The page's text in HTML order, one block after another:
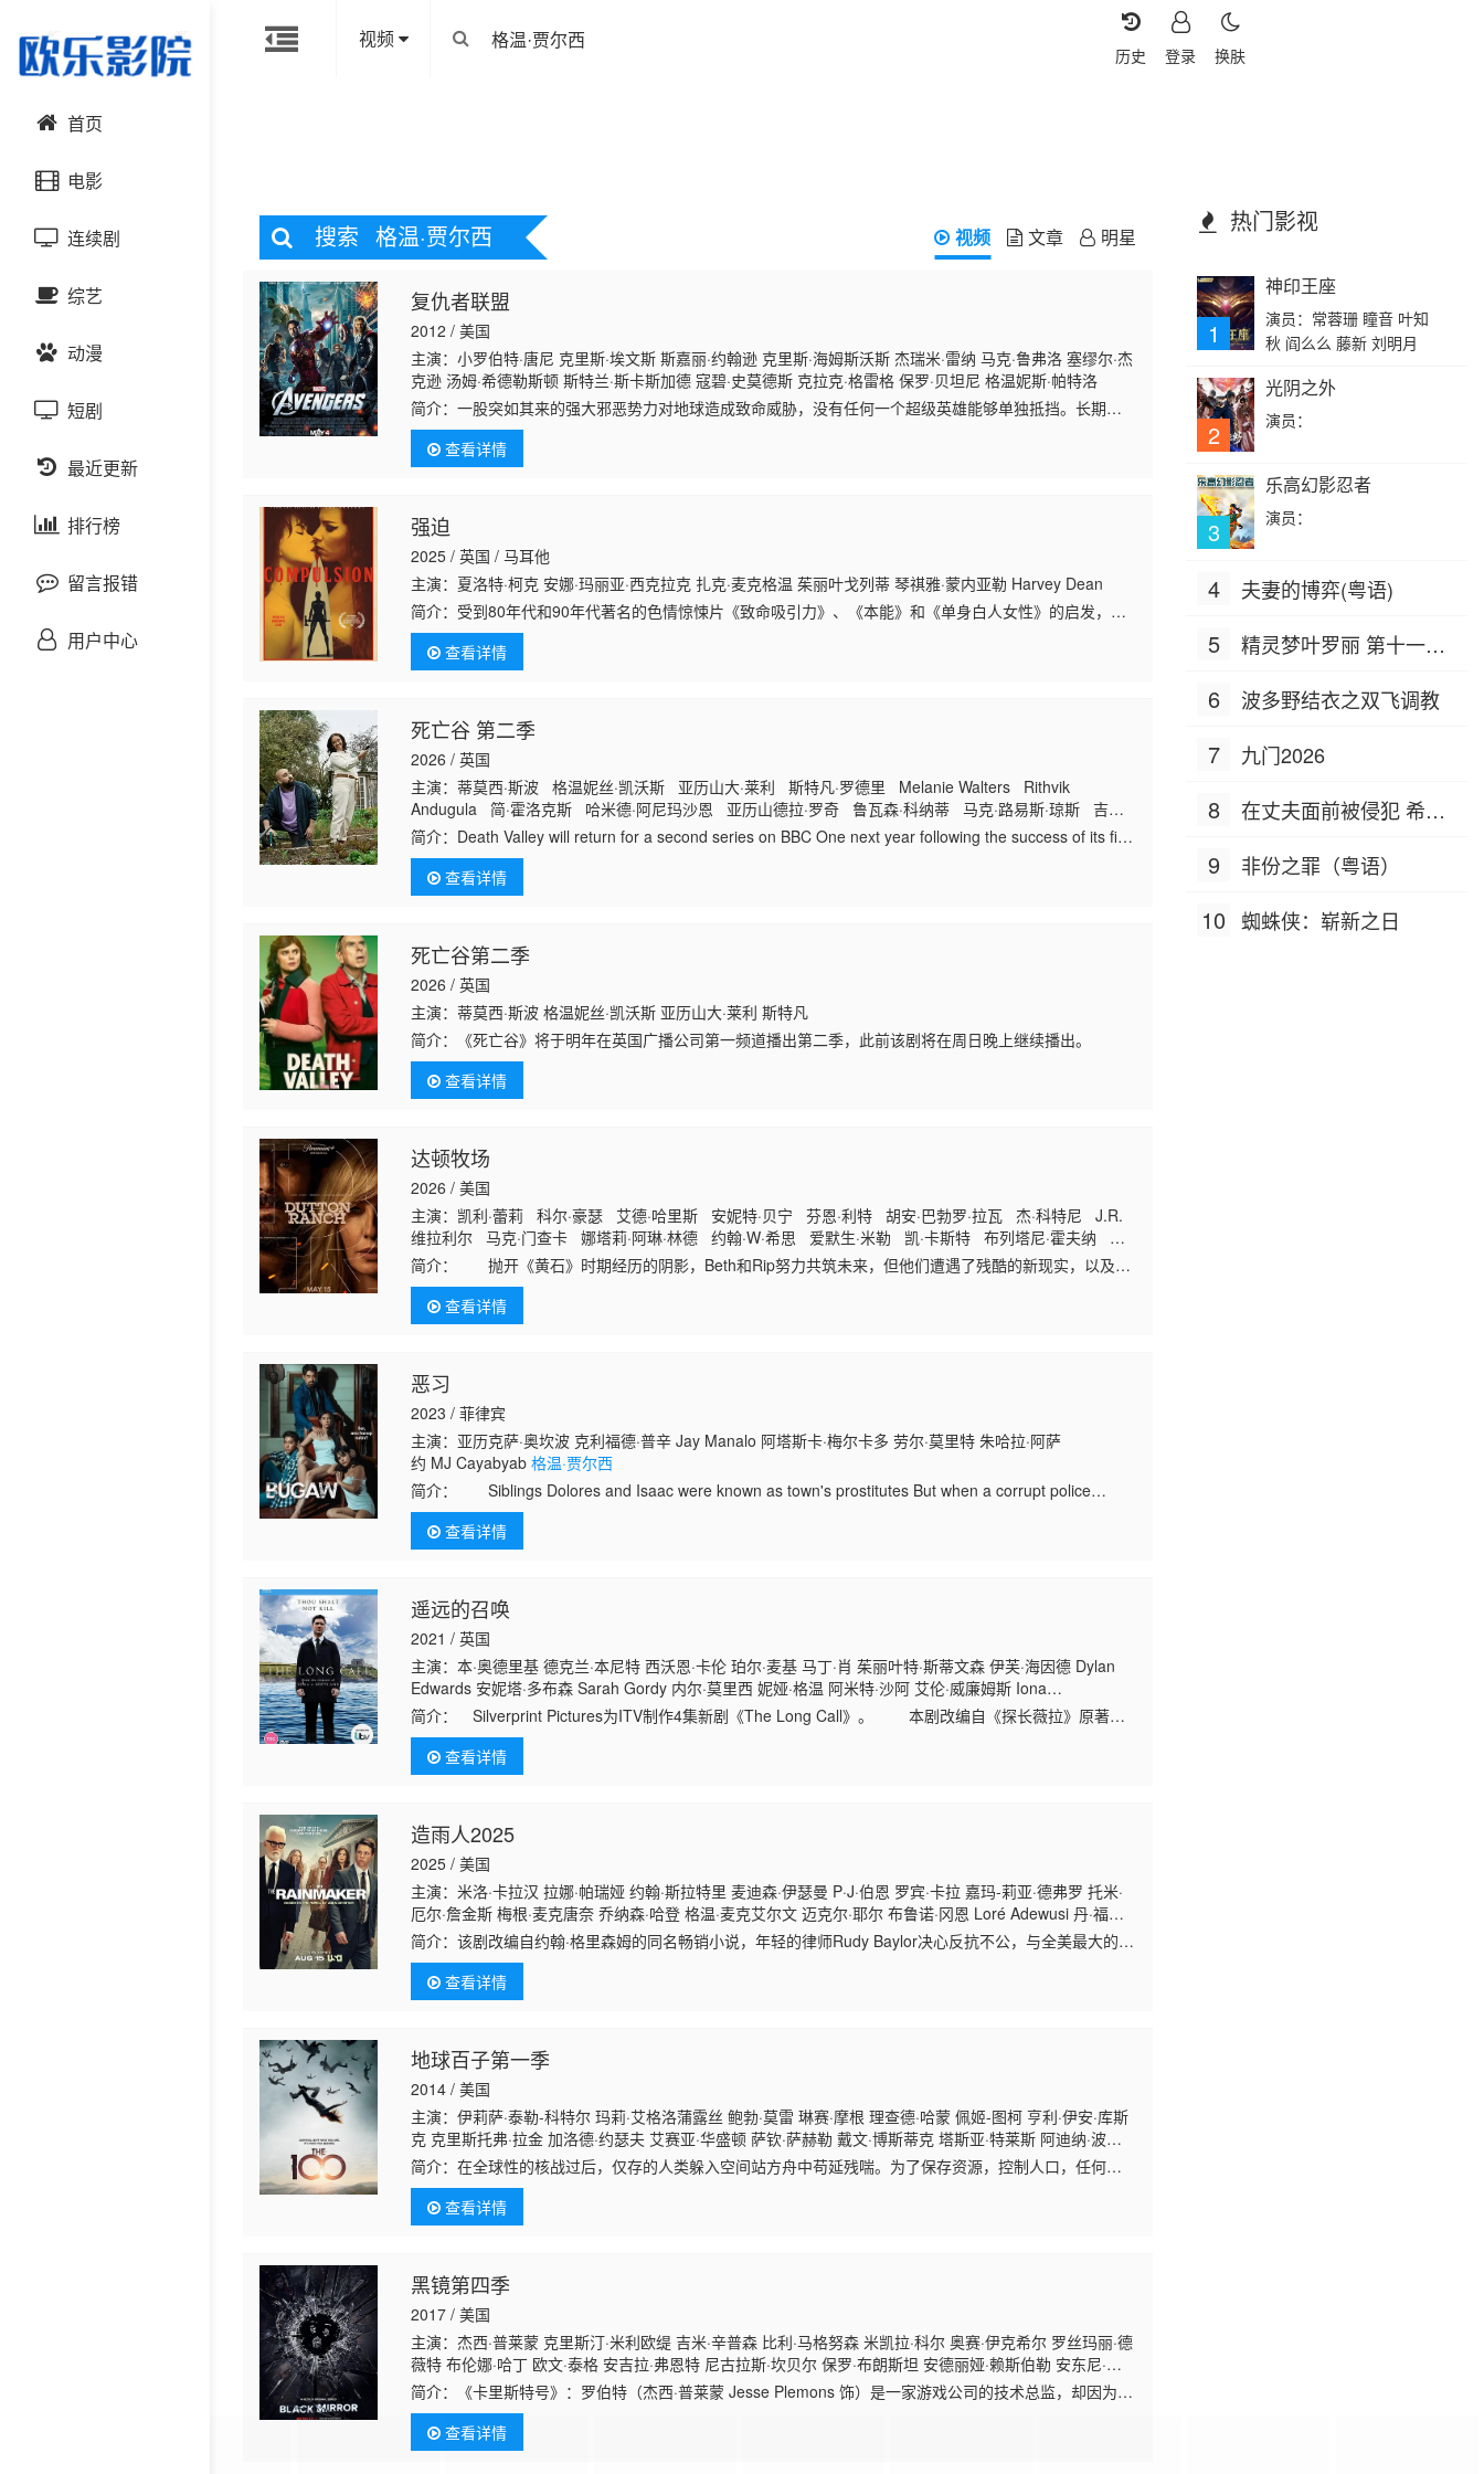
视频
换肤
登录
历史
首页
电影
动作片
喜剧片
爱情片
科幻片
恐怖片
剧情片
战争片
悬疑片
连续剧
国产剧
港台剧
日韩剧
欧美剧
泰国剧
综艺
大陆综艺
日韩综艺
港台综艺
欧美综艺
动漫
国产动漫
日韩动漫
欧美动漫
短剧
最近更新
排行榜
留言报错
用户中心
搜索 格温·贾尔西 视频 文章 明星
复仇者联盟
2012 / 美国
主演：小罗伯特·唐尼 克里斯·埃文斯 斯嘉丽·约翰逊 克里斯·海姆斯沃斯 杰瑞米·雷纳 马克·鲁弗洛 塞缪尔·杰
克逊 汤姆·希德勒斯顿 斯特兰·斯卡斯加德 寇碧·史莫德斯 克拉克·格雷格 保罗·贝坦尼 格温妮斯·帕特洛
简介：一股突如其来的强大邪恶势力对地球造成致命威胁，没有任何一个超级英雄能够单独抵挡。长期致
力于保护全球安危的神盾局（SHIELD）感到措手不及，其指挥官“独眼侠”尼克·弗瑞（塞缪尔·杰克逊
Samue查看详情
强迫
2025 / 英国 / 马耳他
主演：夏洛特·柯克 安娜·玛丽亚·西克拉克 扎克·麦克格温 茱丽叶戈列蒂 琴祺雅·蒙内亚勒 Harvey Dean
简介： 受到80年代和90年代著名的色情惊悚片《致命吸引力》、《本能》和《单身白人女性》的启发，
《强迫》以两个女人之间动态扭曲的关系为中心，因为她们都卷入了马耳他岛上的一系列可怕谋杀案。柯
克饰演的戴安娜被描述
查看详情
死亡谷 第二季
2026 / 英国
主演：蒂莫西·斯波 格温妮丝·凯沃斯 亚历山大·莱利 斯特凡·罗德里 Melanie Walters Rithvik
Andugula 简·霍洛克斯 哈米德·阿尼玛沙恩 亚历山德拉·罗奇 鲁瓦森·科纳蒂 马克·路易斯·琼斯 吉姆·
霍威克 欧文·蒂尔 阿西姆·乔杜里 林恩·亨特 Rhiannon Clements Mike Bubbins 利兹·凯尔
简介： Death Valley will return for a second series on BBC One next year following the success of its first
outing, which continues on Sunday nights.
查看详情
死亡谷第二季
2026 / 英国
主演：蒂莫西·斯波 格温妮丝·凯沃斯 亚历山大·莱利 斯特凡
简介：
《死亡谷》将于明年在英国广播公司第一频道播出第二季，此前该剧将在周日晚上继续播出。
查看详情
达顿牧场
2026 / 美国
主演：凯利·蕾莉 科尔·豪瑟 艾德·哈里斯 安妮特·贝宁 芬恩·利特 胡安·巴勃罗·拉瓦 杰·科特尼 J.R.
维拉利尔 马克·门查卡 娜塔莉·阿琳·林德 约翰·W·希思 爱默生·米勒 凯·卡斯特 布列塔尼·霍夫纳 伊
曼·克罗松 拉乌夫·马尔祖基 娜塔莉娅·格温 凯蒂·里普利 凯尔·普罗米斯科
简介：
抛开《黄石》时期经历的阴影，Beth和Rip努力共筑未来，但他们遭遇了残酷的新现实，以及一
家不择手段、只为保住自己帝国的无情敌对牧场。在南得克萨斯州，血脉之深远胜于一切，宽恕转瞬即
逝，而生存的代价
查看详情
恶习
2023 / 菲律宾
主演：亚历克萨·奥坎波 克利福德·普辛 Jay Manalo 阿塔斯卡·梅尔卡多 劳尔·莫里特 朱哈拉·阿萨
约 MJ Cayabyab格温·贾尔西
简介：
Siblings Dolores and Isaac were known as town's prostitutes But when a corrupt police
officer hold
查看详情
遥远的召唤
2021 / 英国
主演：本·奥德里基 德克兰·本尼特 西沃恩·卡伦 珀尔·麦基 马丁·肖 茱丽叶特·斯蒂文森 伊芙·海因德 Dylan
Edwards 安妮塔·多布森 Sarah Gordy 内尔·莫里西 妮娅·格温 阿米特·沙阿 艾伦·威廉姆斯 Iona
Anderson 约翰-保罗·麦克劳德 查理·安森 Jenny Platt 露丝·霍洛克斯
简介：
Silverprint Pictures为ITV制作4集新剧《The Long Call》。 本剧改编自《探长薇拉》原著作
者Ann Cleeves的同名小说，该小说是自她二十年来首个新系列"Tw
查看详情
造雨人2025
2025 / 美国
主演：米洛·卡拉汉 拉娜·帕瑞娅 约翰·斯拉特里 麦迪森·伊瑟曼 P·J·伯恩 罗宾·卡拉 嘉玛-莉亚·德弗罗 托米·
厄尔·詹金斯 梅根·麦克唐奈 乔纳森·哈登 格温·麦克艾尔文 迈克尔·耶尔 布鲁诺·冈恩 Loré Adewusi 丹·福
勒 韦德·布里格斯
简介：该剧改编自约翰·格里森姆的同名畅销小说，年轻的律师Rudy Baylor决心反抗不公，与全美最大的公
司斗争。
查看详情
地球百子第一季
2014 / 美国
主演：伊莉萨·泰勒-科特尔 玛莉·艾格洛蒲露丝 鲍勃·莫雷 琳赛·摩根 理查德·哈蒙 佩姬-图柯 亨利·伊安·库斯
克 克里斯托弗·拉金 加洛德·约瑟夫 艾赛亚·华盛顿 萨钦·萨赫勒 戴文·博斯蒂克 塔斯亚·特莱斯 阿迪纳·波
特 路易莎·德奥维拉 切尔茜·赖斯特 瑞奇·惠特尔 杰西卡·哈蒙 萝拉·弗兰纳里 山农·库克 塔蒂·加布里埃 JR·波
恩 卓库·莫度 伊万娜·米利塞维奇 托马斯·麦克唐纳 艾瑞卡·塞拉 亚历桑德罗·朱利安尼 扎克·麦克格温 阿莉西
娅·戴柏南·凯里 凯蒂·斯图亚特 迈克尔·比奇 伊芙·哈洛 格
简介：在全球性的核战过后，仅存的人类躲入空间站方舟中苟延残喘。为了保存资源，控制人口，任何触
犯法律的成年人都会被处以死刑。将近一百年后，空间站氧气即将耗尽，人类面临死神的威胁。为此，包
括少女克拉克（El
查看详情
黑镜第四季
2017 / 美国
主演：杰西·普莱蒙 克里斯汀·米利欧缇 吉米·辛普森 比利·马格努森 米凯拉·科尔 奥赛·伊克希尔 罗丝玛丽·德
薇特 布伦娜·哈丁 欧文·泰格 安吉拉·弗恩特 尼古拉斯·坎贝尔 保罗·布朗斯坦 安德丽娅·赖斯伯勒 安东尼·威
尔士 乔治娜·坎贝尔 乔·科尔 乔治·布莱顿 格温妮丝·凯沃斯 杰西·卡芙 玛克辛·皮克 克林特·戴尔 道格拉斯·霍
奇斯 利蒂希娅·赖特 丹尼尔·莱派恩 亚历山德拉·罗奇 亚伦·保尔 布赖恩·佩蒂福 阿明·卡丽玛 詹姆斯·伊莱
斯 阿曼达·沃伦 阿尔迪斯·霍吉 萨拉·阿伯特 卡伦·索尼娅·塞沃
简介：
《卡里斯特号》：罗伯特（杰西·普莱蒙 Jesse Plemons 饰）是一家游戏公司的技术总监，却因为内
向怯懦的性格而无法得到同事和下属们的尊重。然而这一切都无关紧要，因为在家里，有一个甜美而又邪
查看详情
热门影视
1
神印王座
演员：常蓉珊 瞳音 叶知
秋 阎么么 藤新 刘明月
2
光阴之外
演员：
3
乐高幻影忍者
演员：
4 夫妻的博弈(粤语)
5
精灵梦叶罗丽 第十一季
6 波多野结衣之双飞调教
7 九门2026
8
在丈夫面前被侵犯 希岛
9 非份之罪（粤语）
10 蜘蛛侠：崭新之日